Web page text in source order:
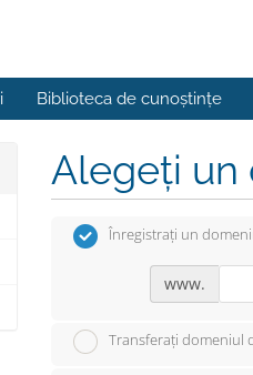
Biblioteca de cunoștințe
Alegeți un
Înregistrați un
www.
Transferați domeniul